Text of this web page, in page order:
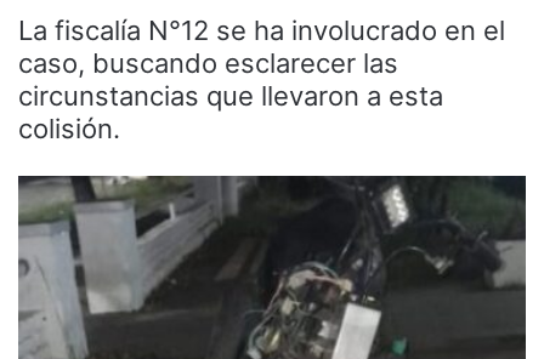
La fiscalía N°12 se ha involucrado en el
caso, buscando esclarecer las
circunstancias que llevaron a esta
colisión.